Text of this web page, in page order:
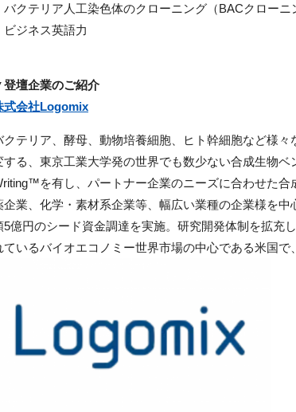
バクテリア人工染色体のクローニング（BACクローニ
ビジネス英語力
壇企業のご紹介
式会社Logomix
クテリア、酵母、動物培養細胞、ヒト幹細胞など様
する、東京工業大学発の世界でも数少ない合成生物
を有し、パートナー企業のニーズに合わせた合
企業、化学・素材系企業等、幅広い業種の企業様を
5億円のシード資金調達を実施。研究開発体制を拡充
ているバイオエコノミー世界市場の中心である米国で